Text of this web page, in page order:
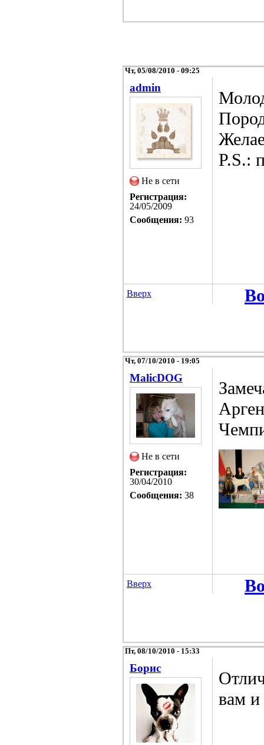
Чт, 05/08/2010 - 09:25
admin
Не в сети
Регистрация:
24/05/2009
Сообщения: 93
P.S.:
Вверх
Чт, 07/10/2010 - 19:05
MalicDOG
Не в сети
Регистрация:
30/04/2010
Сообщения: 38
Вверх
Пт, 08/10/2010 - 15:33
Борис
вам